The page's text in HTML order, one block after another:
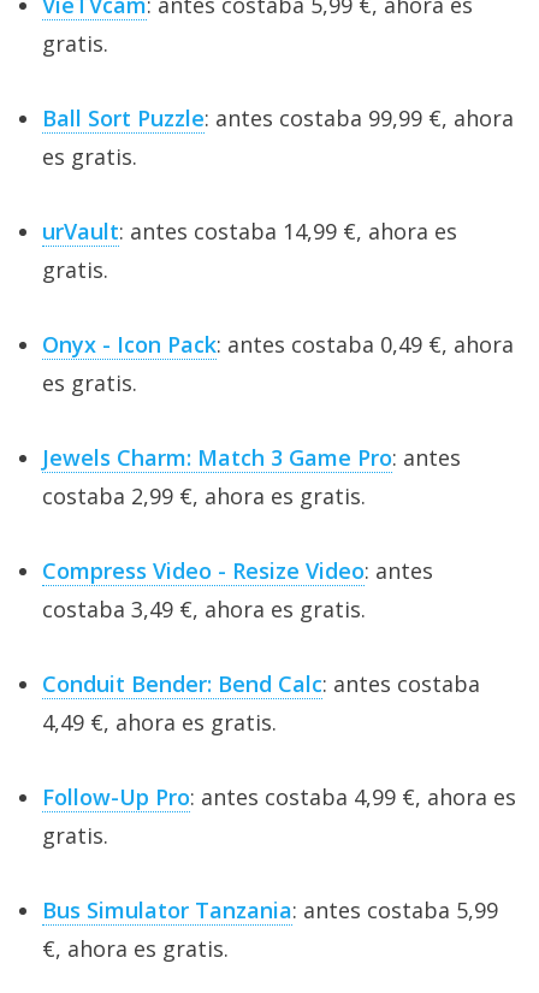
gratis.
Ball Sort Puzzle: antes costaba 99,99 €, ahora
es gratis.
urVault: antes costaba 14,99 €, ahora es
gratis.
Onyx - Icon Pack: antes costaba 0,49 €, ahora
es gratis.
Jewels Charm: Match 3 Game Pro: antes
costaba 2,99 €, ahora es gratis.
Compress Video - Resize Video: antes
costaba 3,49 €, ahora es gratis.
Conduit Bender: Bend Calc: antes costaba
4,49 €, ahora es gratis.
Follow-Up Pro: antes costaba 4,99 €, ahora es
gratis.
Bus Simulator Tanzania: antes costaba 5,99
€, ahora es gratis.